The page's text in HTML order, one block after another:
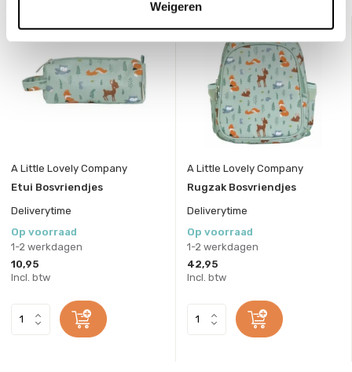
Weigeren
A Little Lovely Company
Etui Bosvriendjes
Deliverytime
Op voorraad
1-2 werkdagen
10,95
Incl. btw
A Little Lovely Company
Rugzak Bosvriendjes
Deliverytime
Op voorraad
1-2 werkdagen
42,95
Incl. btw